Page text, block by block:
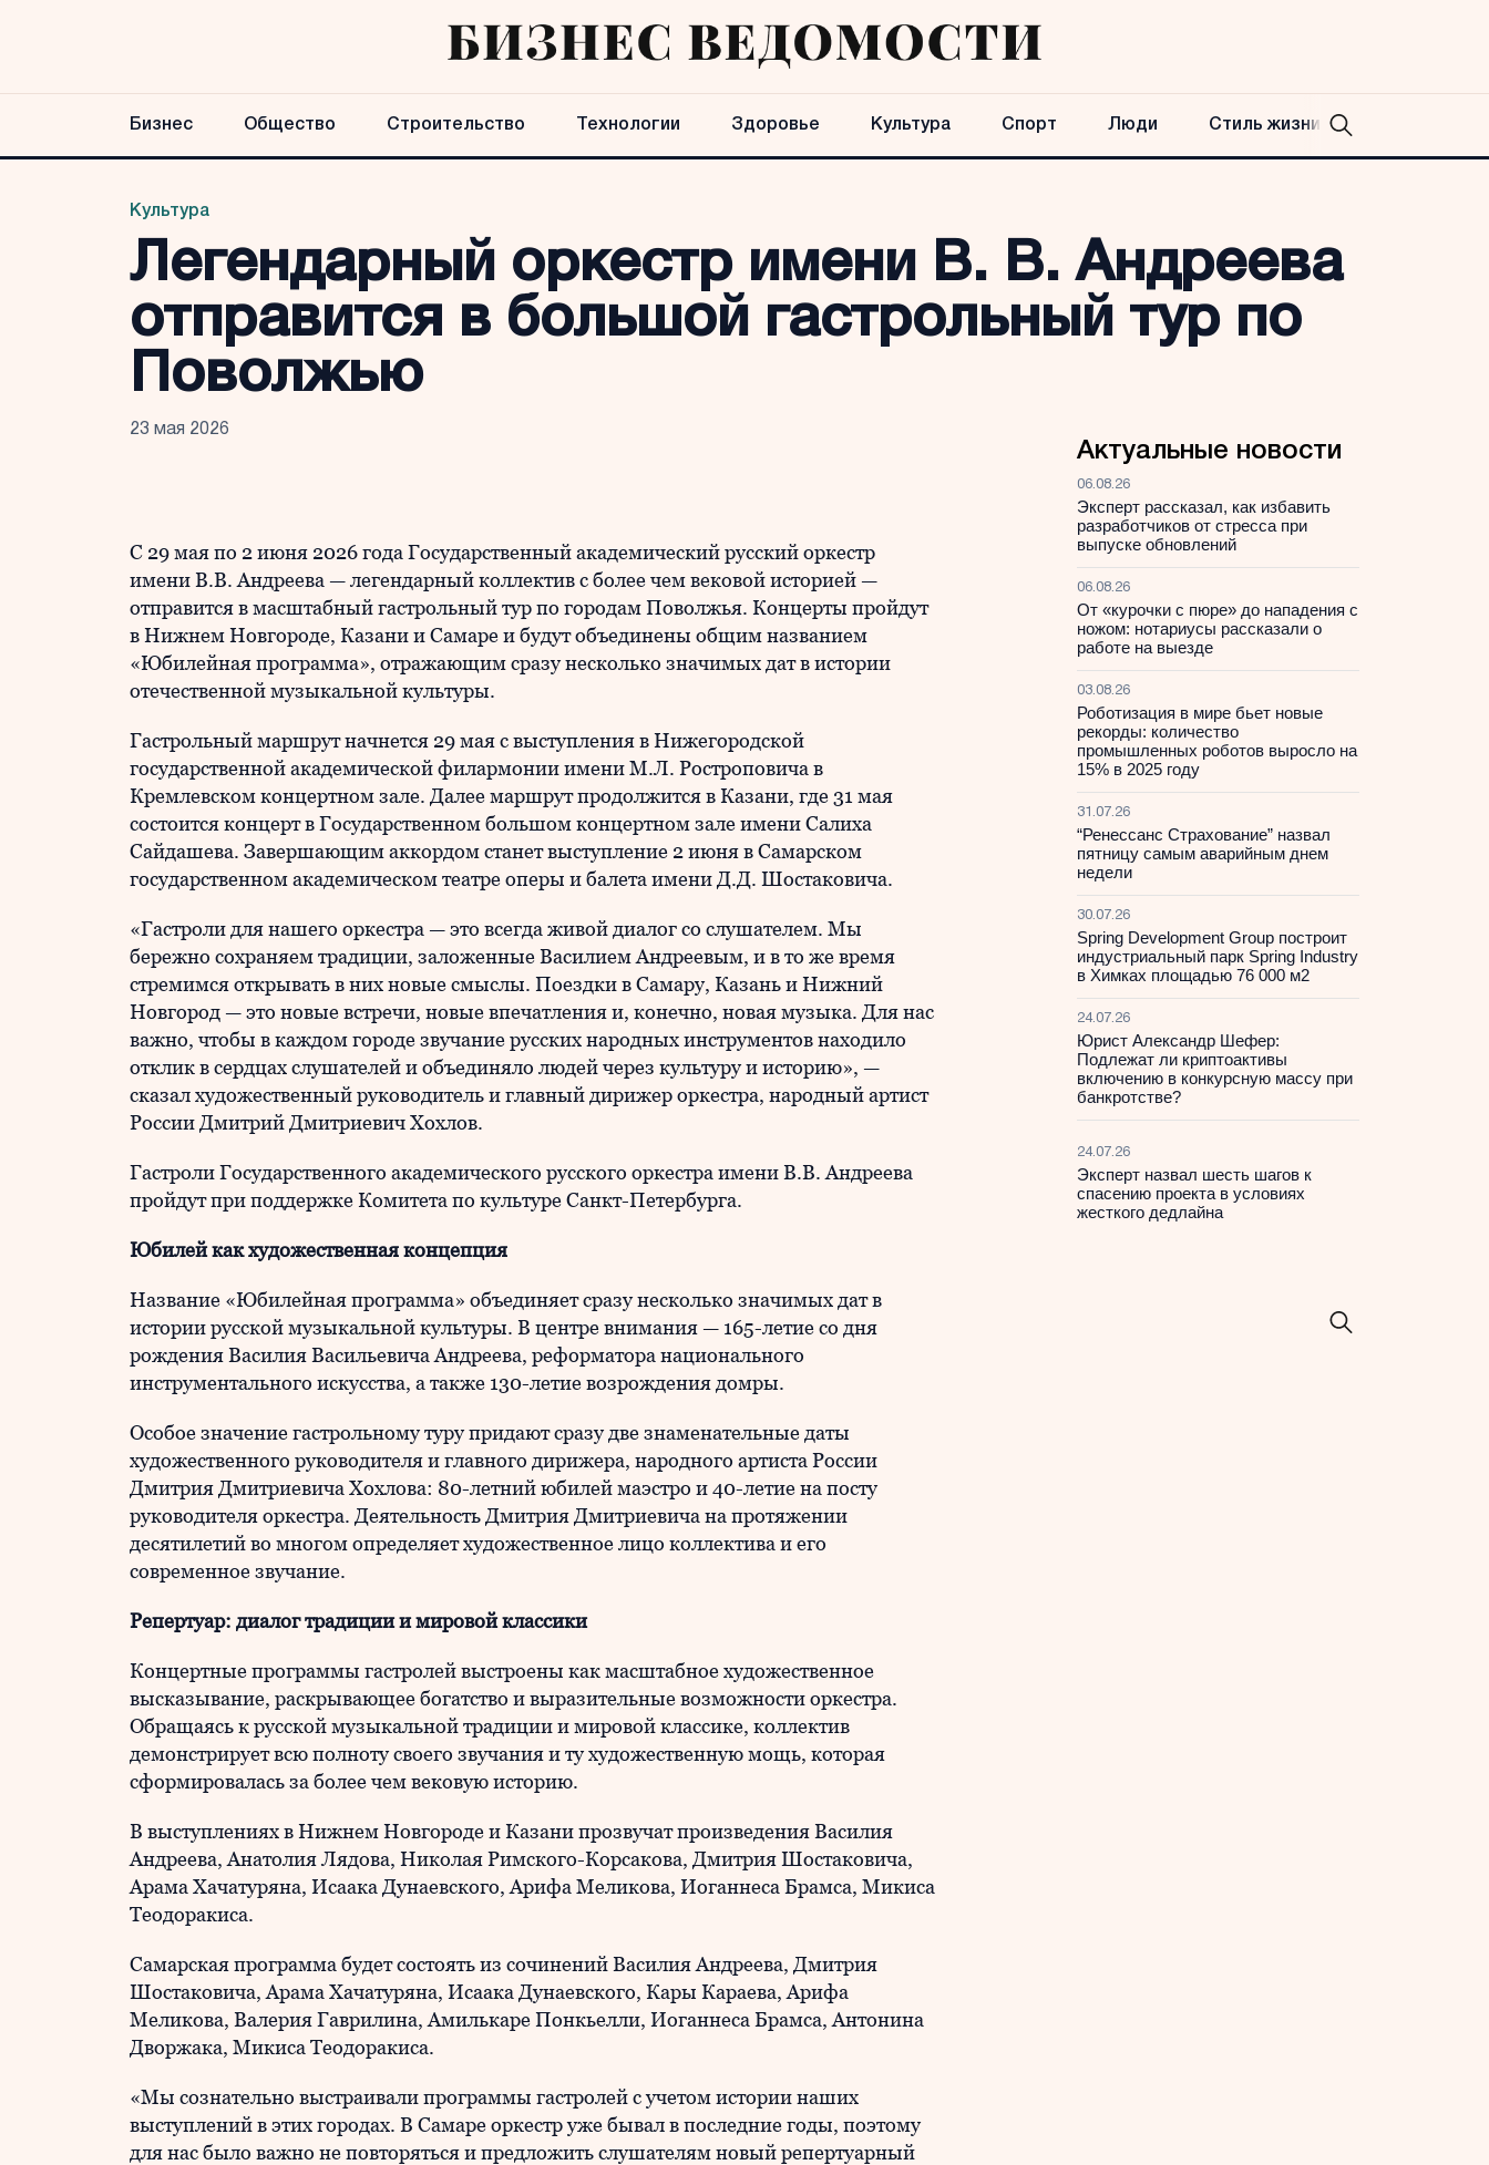
Бизнес Общество Строительство Технологии Здоровье Культура Спорт Люди Стиль жизни
Культура
Легендарный оркестр имени В. В. Андреева
отправится в большой гастрольный тур по
Поволжью
23 мая 2026
С 29 мая по 2 июня 2026 года Государственный академический русский оркестр
имени В.В. Андреева — легендарный коллектив с более чем вековой историей —
отправится в масштабный гастрольный тур по городам Поволжья. Концерты пройдут
в Нижнем Новгороде, Казани и Самаре и будут объединены общим названием
«Юбилейная программа», отражающим сразу несколько значимых дат в истории
отечественной музыкальной культуры.
Гастрольный маршрут начнется 29 мая с выступления в Нижегородской
государственной академической филармонии имени М.Л. Ростроповича в
Кремлевском концертном зале. Далее маршрут продолжится в Казани, где 31 мая
состоится концерт в Государственном большом концертном зале имени Салиха
Сайдашева. Завершающим аккордом станет выступление 2 июня в Самарском
государственном академическом театре оперы и балета имени Д.Д. Шостаковича.
«Гастроли для нашего оркестра — это всегда живой диалог со слушателем. Мы
бережно сохраняем традиции, заложенные Василием Андреевым, и в то же время
стремимся открывать в них новые смыслы. Поездки в Самару, Казань и Нижний
Новгород — это новые встречи, новые впечатления и, конечно, новая музыка. Для нас
важно, чтобы в каждом городе звучание русских народных инструментов находило
отклик в сердцах слушателей и объединяло людей через культуру и историю», —
сказал художественный руководитель и главный дирижер оркестра, народный артист
России Дмитрий Дмитриевич Хохлов.
Гастроли Государственного академического русского оркестра имени В.В. Андреева
пройдут при поддержке Комитета по культуре Санкт-Петербурга.
Юбилей как художественная концепция
Название «Юбилейная программа» объединяет сразу несколько значимых дат в
истории русской музыкальной культуры. В центре внимания — 165-летие со дня
рождения Василия Васильевича Андреева, реформатора национального
инструментального искусства, а также 130-летие возрождения домры.
Особое значение гастрольному туру придают сразу две знаменательные даты
художественного руководителя и главного дирижера, народного артиста России
Дмитрия Дмитриевича Хохлова: 80-летний юбилей маэстро и 40-летие на посту
руководителя оркестра. Деятельность Дмитрия Дмитриевича на протяжении
десятилетий во многом определяет художественное лицо коллектива и его
современное звучание.
Репертуар: диалог традиции и мировой классики
Концертные программы гастролей выстроены как масштабное художественное
высказывание, раскрывающее богатство и выразительные возможности оркестра.
Обращаясь к русской музыкальной традиции и мировой классике, коллектив
демонстрирует всю полноту своего звучания и ту художественную мощь, которая
сформировалась за более чем вековую историю.
В выступлениях в Нижнем Новгороде и Казани прозвучат произведения Василия
Андреева, Анатолия Лядова, Николая Римского-Корсакова, Дмитрия Шостаковича,
Арама Хачатуряна, Исаака Дунаевского, Арифа Меликова, Иоганнеса Брамса, Микиса
Теодоракиса.
Самарская программа будет состоять из сочинений Василия Андреева, Дмитрия
Шостаковича, Арама Хачатуряна, Исаака Дунаевского, Кары Караева, Арифа
Меликова, Валерия Гаврилина, Амилькаре Понкьелли, Иоганнеса Брамса, Антонина
Дворжака, Микиса Теодоракиса.
«Мы сознательно выстраивали программы гастролей с учетом истории наших
выступлений в этих городах. В Самаре оркестр уже бывал в последние годы, поэтому
для нас было важно не повторяться и предложить слушателям новый репертуарный
Актуальные новости
06.08.26
Эксперт рассказал, как избавить
разработчиков от стресса при
выпуске обновлений
06.08.26
От «курочки с пюре» до нападения с
ножом: нотариусы рассказали о
работе на выезде
03.08.26
Роботизация в мире бьет новые
рекорды: количество
промышленных роботов выросло на
15% в 2025 году
31.07.26
“Ренессанс Страхование” назвал
пятницу самым аварийным днем
недели
30.07.26
Spring Development Group построит
индустриальный парк Spring Industry
в Химках площадью 76 000 м2
24.07.26
Юрист Александр Шефер:
Подлежат ли криптоактивы
включению в конкурсную массу при
банкротстве?
24.07.26
Эксперт назвал шесть шагов к
спасению проекта в условиях
жесткого дедлайна